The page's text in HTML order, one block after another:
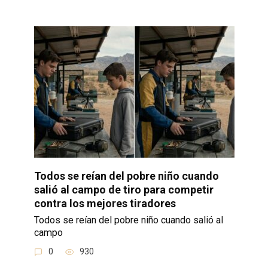
Todos se reían del pobre niño cuando
salió al campo de tiro para competir
contra los mejores tiradores
Todos se reían del pobre niño cuando salió al
campo
0 930